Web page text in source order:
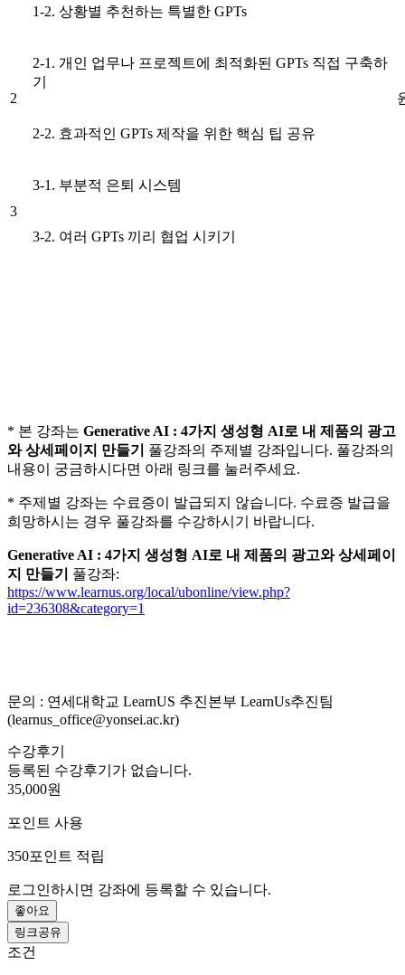
1-2. 상황별 추천하는 특별한 GPTs
2
2-1. 개인 업무나 프로젝트에 최적화된 GPTs 직접 구축하
기
2-2. 효과적인 GPTs 제작을 위한 핵심 팁 공유
3
3-1. 부분적 은퇴 시스템
3-2. 여러 GPTs 끼리 협업 시키기
* 본 강좌는 Generative AI : 4가지 생성형 AI로 내 제품의 광고
와 상세페이지 만들기
풀강좌의 주제별 강좌입니다. 풀강좌의
내용이 궁금하시다면 아래 링크를 눌러주세요.
* 주제별 강좌는 수료증이 발급되지 않습니다. 수료증 발급을
희망하시는 경우 풀강좌를 수강하시기 바랍니다.
Generative AI : 4가지 생성형 AI로 내 제품의 광고와 상세페이
지 만들기
풀강좌:
https://www.learnus.org/local/ubonline/view.php?
id=236308&category=1
문의 : 연세대학교 LearnUS 추진본부 LearnUs추진팀
(learnus_office@yonsei.ac.kr)
수강후기
등록된 수강후기가 없습니다.
35,000원
포인트 사용
350포인트 적립
로그인하시면 강좌에 등록할 수 있습니다.
좋아요
링크공유
조건